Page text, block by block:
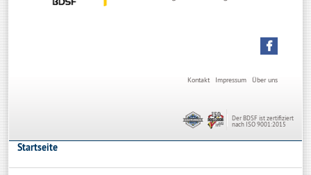
Über uns
Impressum
Kontakt
Der BDSF ist zertifiziert
nach ISO 9001:2015
Startseite